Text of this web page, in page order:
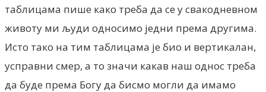
таблицама пише како треба да се у свакодневном
животу ми људи односимо једни према другима.
Исто тако на тим таблицама је био и вертикалан,
усправни смер, а то значи какав наш однос треба
да буде према Богу да бисмо могли да имамо